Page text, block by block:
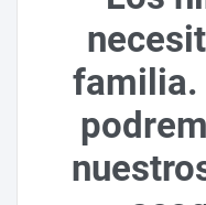
familia.